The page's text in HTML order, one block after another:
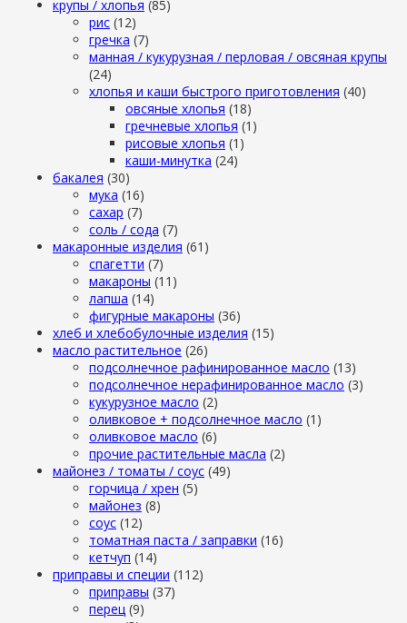
крупы / хлопья (85)
рис (12)
гречка (7)
манная / кукурузная / перловая / овсяная крупы
(24)
хлопья и каши быстрого приготовления (40)
овсяные хлопья (18)
гречневые хлопья (1)
рисовые хлопья (1)
каши-минутка (24)
бакалея (30)
мука (16)
сахар (7)
cоль / cода (7)
макаронные изделия (61)
cпагетти (7)
макароны (11)
лапша (14)
фигурные макароны (36)
хлеб и хлебобулочные изделия (15)
масло растительное (26)
подсолнечное рафинированное масло (13)
подсолнечное нерафинированное масло (3)
кукурузное масло (2)
оливковое + подсолнечное масло (1)
оливковое масло (6)
прочие растительные масла (2)
майонез / томаты / соус (49)
горчица / хрен (5)
майонез (8)
соус (12)
томатная паста / заправки (16)
кетчуп (14)
приправы и специи (112)
приправы (37)
перец (9)